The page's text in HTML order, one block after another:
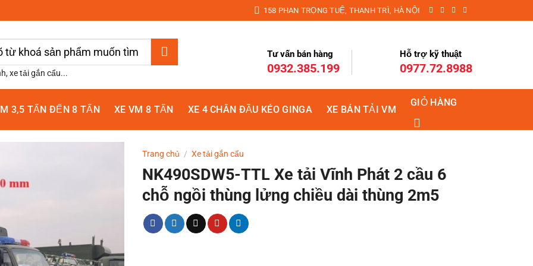
158 PHAN TRỌNG TUỆ, THANH TRÌ, HÀ NỘI
xe tải gắn cẩu...
Tư vấn bán hàng
0932.385.199
Hỗ trợ kỹ thuật
0977.72.8988
3,5 TẤN ĐẾN 8 TẤN XE VM 8 TẤN XE 4 CHÂN ĐẦU KÉO GINGA XE BÁN TẢI VM
GIỎ HÀNG
Trang chủ / Xe tải gắn cẩu
NK490SDW5-TTL Xe tải Vĩnh Phát 2 cầu 6
chỗ ngồi thùng lửng chiều dài thùng 2m5